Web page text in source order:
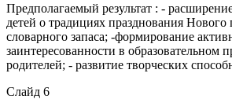
Предполагаемый результат : -
детей о традициях празднования Нового
словарного запаса; -формирование
заинтересованности в образовательном
родителей; - развитие творческих
Слайд 6